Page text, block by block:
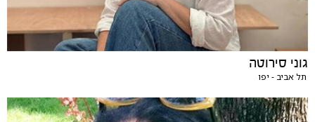
גוני סירוטה
תל אביב - יפו